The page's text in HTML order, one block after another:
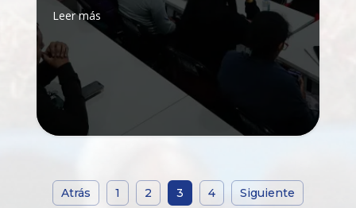
Leer más
Atrás 1 2 3 4 Siguiente